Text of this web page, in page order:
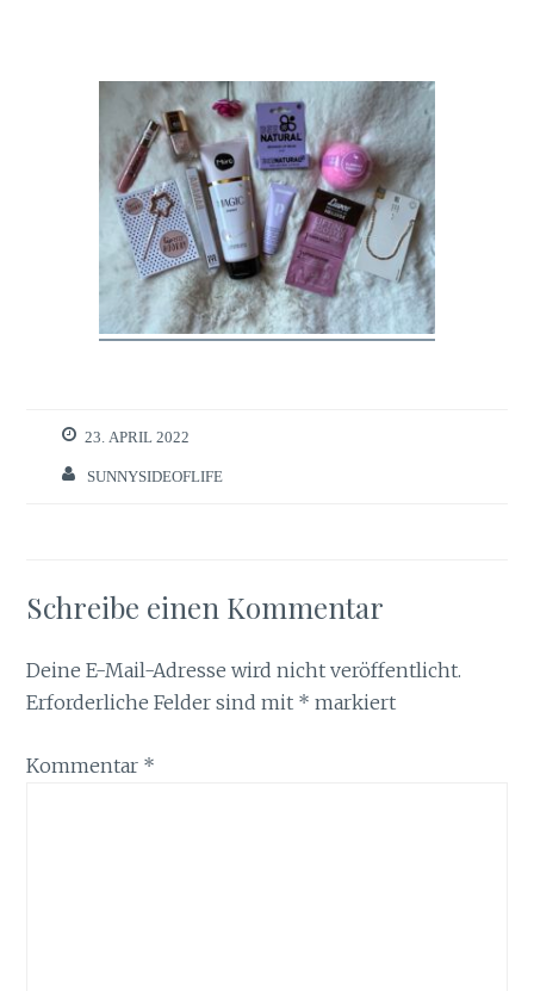
23. APRIL 2022
SUNNYSIDEOFLIFE
Schreibe einen Kommentar
Deine E-Mail-Adresse wird nicht veröffentlicht.
Erforderliche Felder sind mit * markiert
Kommentar *